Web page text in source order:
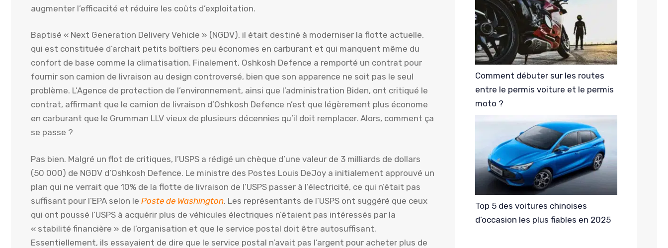
augmenter l’efficacité et réduire les coûts d’exploitation.
Baptisé « Next Generation Delivery Vehicle » (NGDV), il était destiné à moderniser la flotte actuelle,
qui est constituée d’archait petits boîtiers peu économes en carburant et qui manquent même du
confort de base comme la climatisation. Finalement, Oshkosh Defence a remporté un contrat pour
fournir son camion de livraison au design controversé, bien que son apparence ne soit pas le seul
problème. L’Agence de protection de l’environnement, ainsi que l’administration Biden, ont critiqué le
contrat, affirmant que le camion de livraison d’Oshkosh Defence n’est que légèrement plus économe
en carburant que le Grumman LLV vieux de plusieurs décennies qu’il doit remplacer. Alors, comment ça
se passe ?
Pas bien. Malgré un flot de critiques, l’USPS a rédigé un chèque d’une valeur de 3 milliards de dollars
(50 000) de NGDV d’Oshkosh Defence. Le ministre des Postes Louis DeJoy a initialement approuvé un
plan qui ne verrait que 10% de la flotte de livraison de l’USPS passer à l’électricité, ce qui n’était pas
suffisant pour l’EPA selon le Poste de Washington. Les représentants de l’USPS ont suggéré que ceux
qui ont poussé l’USPS à acquérir plus de véhicules électriques n’étaient pas intéressés par la
« stabilité financière » de l’organisation et que le service postal doit être autosuffisant.
Essentiellement, ils essayaient de dire que le service postal n’avait pas l’argent pour acheter plus de
Comment débuter sur les routes
entre le permis voiture et le permis
moto ?
Top 5 des voitures chinoises
d’occasion les plus fiables en 2025